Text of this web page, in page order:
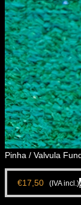
Pinha / Valvula
€17,50 (IVA incl.)